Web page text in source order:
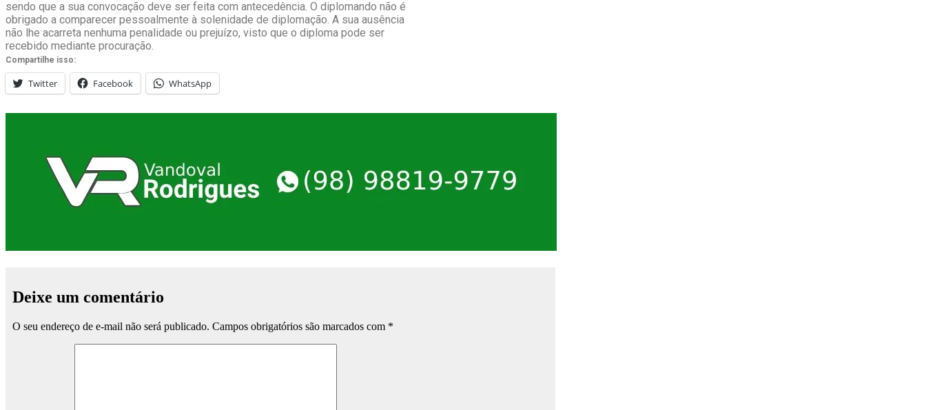
sendo que a sua convocação deve ser feita com antecedência. O diplomando não é
obrigado a comparecer pessoalmente à solenidade de diplomação. A sua ausência
não lhe acarreta nenhuma penalidade ou prejuízo, visto que o diploma pode ser
recebido mediante procuração.
Compartilhe isso:
Twitter Facebook WhatsApp
Deixe um comentário
O seu endereço de e-mail não será publicado. Campos obrigatórios são marcados com *